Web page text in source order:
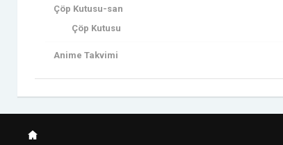
Çöp Kutusu-san
Çöp Kutusu
Anime Takvimi